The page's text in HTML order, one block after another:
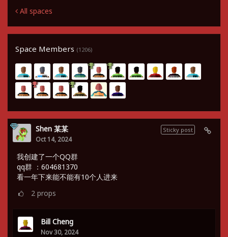
All spaces
Space Members (1206)
Sticky post
Shen 某某
Oct 14, 2024
我创建了一个QQ群
qq群 ：604681370
看一年下来能不能有10个人进来
2 props
Bill Cheng
Nov 30, 2024